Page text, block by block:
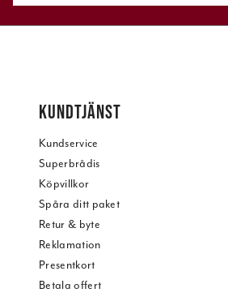
KUNDTJÄNST
Kundservice
Superbrådis
Köpvillkor
Spåra ditt paket
Retur & byte
Reklamation
Presentkort
Betala offert